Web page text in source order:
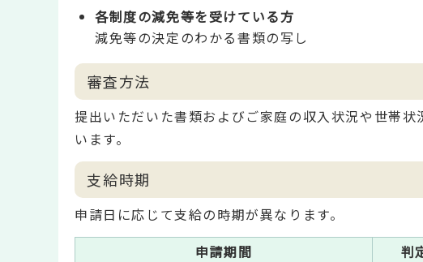
各制度の減免等を受けている方
減免等の決定のわかる書類の写し
審査方法
提出いただいた書類およびご家庭の収入状況や世帯
います。
支給時期
申請日に応じて支給の時期が異なります。
申請期間
判